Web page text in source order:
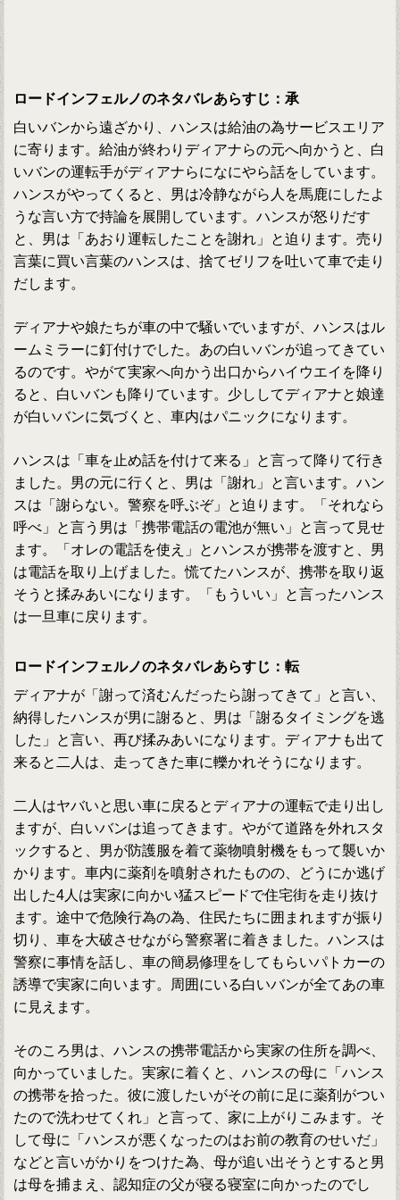
ロードインフェルノのネタバレあらすじ：承
白いバンから遠ざかり、ハンスは給油の為サービスエリア
に寄ります。給油が終わりディアナらの元へ向かうと、白
いバンの運転手がディアナらになにやら話をしています。
ハンスがやってくると、男は冷静ながら人を馬鹿にしたよ
うな言い方で持論を展開しています。ハンスが怒りだす
と、男は「あおり運転したことを謝れ」と迫ります。売り
言葉に買い言葉のハンスは、捨てゼリフを吐いて車で走り
だします。
ディアナや娘たちが車の中で騒いでいますが、ハンスはル
ームミラーに釘付けでした。あの白いバンが追ってきてい
るのです。やがて実家へ向かう出口からハイウエイを降り
ると、白いバンも降りています。少ししてディアナと娘達
が白いバンに気づくと、車内はパニックになります。
ハンスは「車を止め話を付けて来る」と言って降りて行き
ました。男の元に行くと、男は「謝れ」と言います。ハン
スは「謝らない。警察を呼ぶぞ」と迫ります。「それなら
呼べ」と言う男は「携帯電話の電池が無い」と言って見せ
ます。「オレの電話を使え」とハンスが携帯を渡すと、男
は電話を取り上げました。慌てたハンスが、携帯を取り返
そうと揉みあいになります。「もういい」と言ったハンス
は一旦車に戻ります。
ロードインフェルノのネタバレあらすじ：転
ディアナが「謝って済むんだったら謝ってきて」と言い、
納得したハンスが男に謝ると、男は「謝るタイミングを逃
した」と言い、再び揉みあいになります。ディアナも出て
来ると二人は、走ってきた車に轢かれそうになります。
二人はヤバいと思い車に戻るとディアナの運転で走り出し
ますが、白いバンは追ってきます。やがて道路を外れスタ
ックすると、男が防護服を着て薬物噴射機をもって襲いか
かります。車内に薬剤を噴射されたものの、どうにか逃げ
出した4人は実家に向かい猛スピードで住宅街を走り抜け
ます。途中で危険行為の為、住民たちに囲まれますが振り
切り、車を大破させながら警察署に着きました。ハンスは
警察に事情を話し、車の簡易修理をしてもらいパトカーの
誘導で実家に向います。周囲にいる白いバンが全てあの車
に見えます。
そのころ男は、ハンスの携帯電話から実家の住所を調べ、
向かっていました。実家に着くと、ハンスの母に「ハンス
の携帯を拾った。彼に渡したいがその前に足に薬剤がつい
たので洗わせてくれ」と言って、家に上がりこみます。そ
して母に「ハンスが悪くなったのはお前の教育のせいだ」
などと言いがかりをつけた為、母が追い出そうとすると男
は母を捕まえ、認知症の父が寝る寝室に向かったのでし